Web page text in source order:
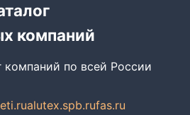
компаний
компаний по всей России
alutex.spb.rufas.ru